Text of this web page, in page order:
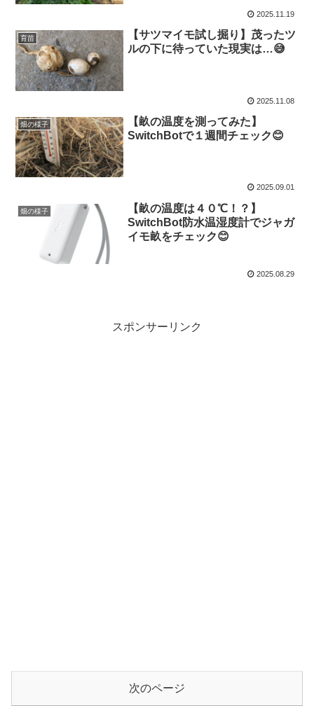
2025.11.19
育苗
【サツマイモ試し掘り】茂ったツ
ルの下に待っていた現実は…😅
2025.11.08
畑の様子
【畝の温度を測ってみた】
SwitchBotで１週間チェック😊
2025.09.01
畑の様子
【畝の温度は４０℃！？】
SwitchBot防水温湿度計でジャガ
イモ畝をチェック😊
2025.08.29
スポンサーリンク
次のページ